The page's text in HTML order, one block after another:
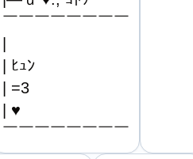
￣￣￣￣￣￣￣￣
| ﾋｭﾝ
| =3
| ♥
￣￣￣￣￣￣￣￣